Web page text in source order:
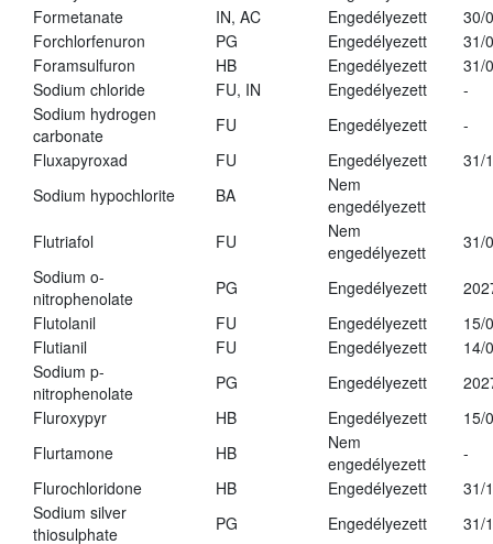
Formetanate
IN, AC Engedélyezett
30/
Forchlorfenuron
PG Engedélyezett
31/
Foramsulfuron
HB Engedélyezett
31/
Sodium chloride
FU, IN Engedélyezett
-
Sodium hydrogen
carbonate
FU Engedélyezett
-
Fluxapyroxad
FU Engedélyezett
31/
Sodium hypochlorite
BA
Nem
engedélyezett
Flutriafol
FU
Nem
engedélyezett
31/
Sodium o-
nitrophenolate
PG Engedélyezett
Flutolanil
FU Engedélyezett
15/
Flutianil
FU Engedélyezett
14/
Sodium p-
nitrophenolate
PG Engedélyezett
Fluroxypyr
HB Engedélyezett
15/
Flurtamone
HB
Nem
engedélyezett
-
Flurochloridone
HB Engedélyezett
31/
Sodium silver
thiosulphate
PG Engedélyezett
31/